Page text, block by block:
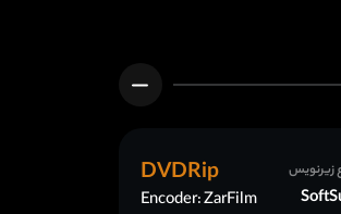
زیرنویس DVDRip
Encoder: ZarFilm